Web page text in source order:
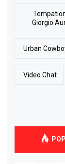
Giorgio
Urban
Video Chat